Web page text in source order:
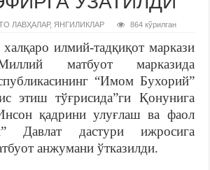
ЛАВҲАЛАР, ЯНГИЛИКЛАР 864 кўрилган
илмий-тадқиқот маркази
матбуот марказида
“Имом Бухорий”
этиш тўғрисида”ги Қонунига
қадрини улуғлаш ва фаол
Давлат дастури ижросига
анжумани ўтказилди.